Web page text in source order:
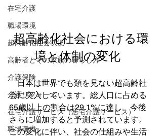
在宅介護
職場環境
超高齢化社会状況
高齢者とその家族の暮らし方
介護保険
介護リフォーム
在宅介護サービス（居宅介護サービス）
職場環境
超高齢化社会における環
境と体制の変化
日本は世界でも類を見ない超高齢社
会に突入しています。総人口に占める
65歳以上の割合は29.1%に達し、今後
さらに増加すると予測されています。
この変化に伴い、社会の仕組みや生活